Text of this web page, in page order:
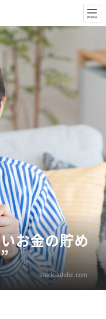
いお金の貯め
stock.adobe.com